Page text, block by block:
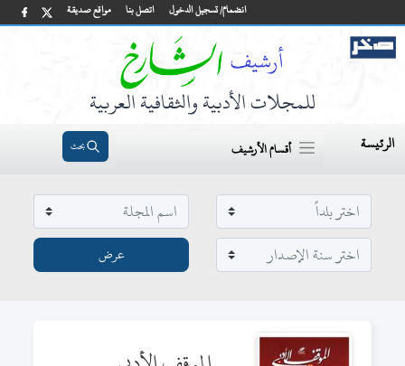
مواقع صديقة اتصل بنا انضمام/ تسجيل الدخول
للمجلات الأدبية والثقافية العربية
الرئيسة أقسام الأرشيف بحث